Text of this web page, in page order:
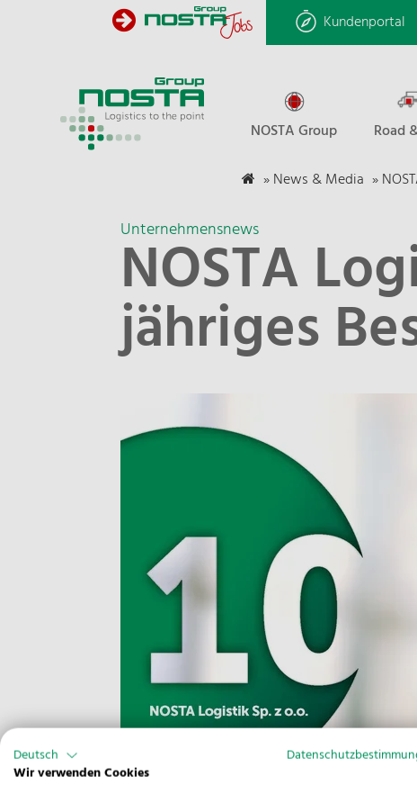
Kundenportal
NOSTA Group Road
»News & Media »
Unternehmensnews
NOSTA
jähriges
Deutsch
Wir verwenden Cookies